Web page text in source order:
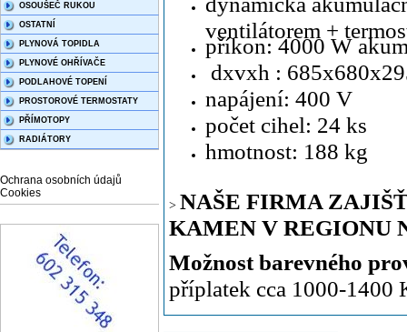
OSOUŠEČ RUKOU
OSTATNÍ
PLYNOVÁ TOPIDLA
PLYNOVÉ OHŘÍVAČE
PODLAHOVÉ TOPENÍ
PROSTOROVÉ TERMOSTATY
PŘÍMOTOPY
RADIÁTORY
Ochrana osobních údajů
Cookies
ventilátorem +
příkon: 4000 W
dxvxh :
napájení: 400 V
počet cihel: 24 ks
hmotnost: 188 kg
> NAŠE FIRMA
KAMEN V REGIONU
Možnost barevného
příplatek cca 1000-1400